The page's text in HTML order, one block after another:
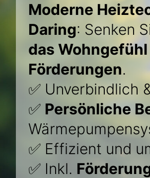
Moderne
Daring: Senken
das Wohngefühl
Förderungen.
✅ Unverbindlich
✅ Persönliche
✅ Effizient und
✅ Inkl.